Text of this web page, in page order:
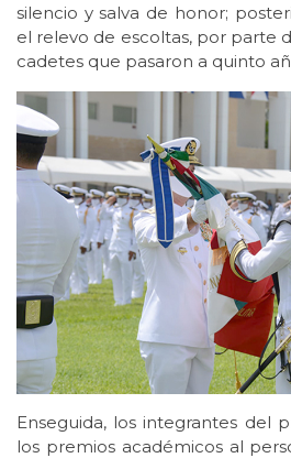
silencio y salva de honor;
el relevo de escoltas, por parte
cadetes que pasaron a quinto
Enseguida, los integrantes del
los premios académicos al